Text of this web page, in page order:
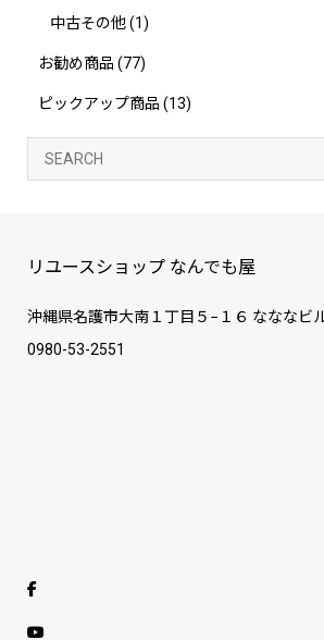
中古その他(1)
お勧め商品 (77)
ピックアップ商品 (13)
リユースショップ なんでも屋
沖縄県名護市大南１丁目５−１６ なななビ
0980-53-2551